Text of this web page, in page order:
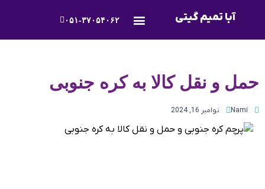
آبا تمیم گیتی ۰۵۱-۳۷۰۵۴۰۶۲
حمل و نقل کالا به کره جنوبی
Nami نوامبر 16, 2024